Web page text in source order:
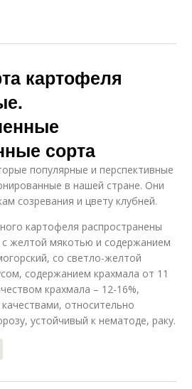
картофеля
сорта
популярные и перспективные
в нашей стране. Они
созревания и цвету клубней.
картофеля распространены
желтой мякотью и содержанием
со светло-желтой
содержанием крахмала от 11
крахмала – 12-16%,
относительно
устойчивый к нематоде, раку.